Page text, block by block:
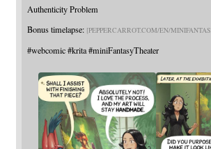
Authenticity Problem
Bonus timelapse: PEPPERCARROT.COM/EN/MINIFANTAS
#webcomic #krita #miniFantasyTheater